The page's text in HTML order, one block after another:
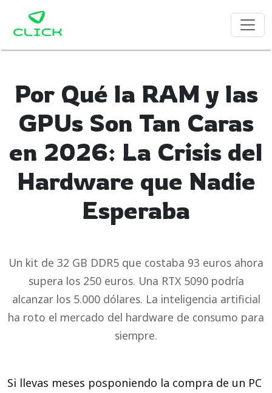
Por Qué la RAM y las
GPUs Son Tan Caras
en 2026: La Crisis del
Hardware que Nadie
Esperaba
Un kit de 32 GB DDR5 que costaba 93 euros ahora
supera los 250 euros. Una RTX 5090 podría
alcanzar los 5.000 dólares. La inteligencia artificial
ha roto el mercado del hardware de consumo para
siempre.
Si llevas meses posponiendo la compra de un PC